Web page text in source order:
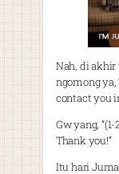
Nah, di
ngomong
contact you
Gw yang,
Thank you!”
Itu hari